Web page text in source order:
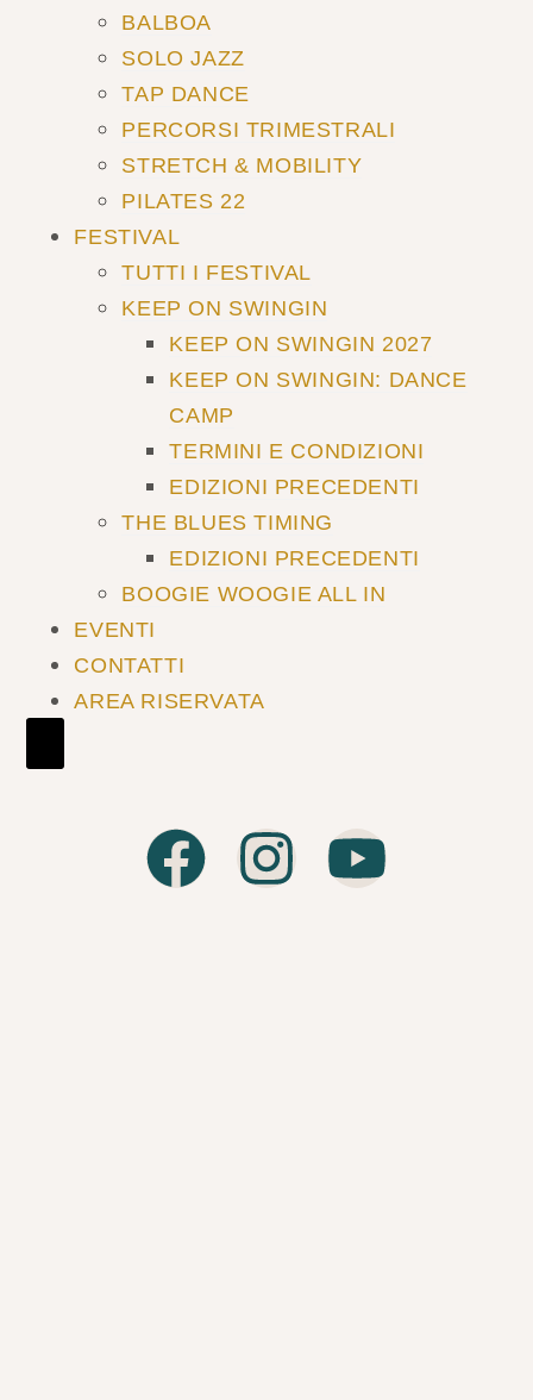
BALBOA
SOLO JAZZ
TAP DANCE
PERCORSI TRIMESTRALI
STRETCH & MOBILITY
PILATES 22
FESTIVAL
TUTTI I FESTIVAL
KEEP ON SWINGIN
KEEP ON SWINGIN 2027
KEEP ON SWINGIN: DANCE
CAMP
TERMINI E CONDIZIONI
EDIZIONI PRECEDENTI
THE BLUES TIMING
EDIZIONI PRECEDENTI
BOOGIE WOOGIE ALL IN
EVENTI
CONTATTI
AREA RISERVATA